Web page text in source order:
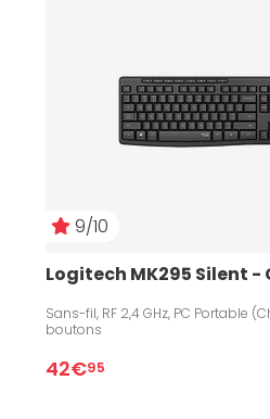
pour vous donner
utilisation au quotidien.
9/10
Logitech MK295 Silent -
Sans-fil, RF 2,4 GHz, PC Portable
boutons
42€95